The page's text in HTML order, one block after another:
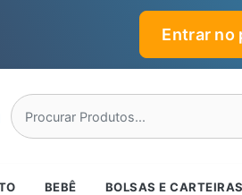
Entrar no
BEBÊ BOLSAS E CARTEIRAS